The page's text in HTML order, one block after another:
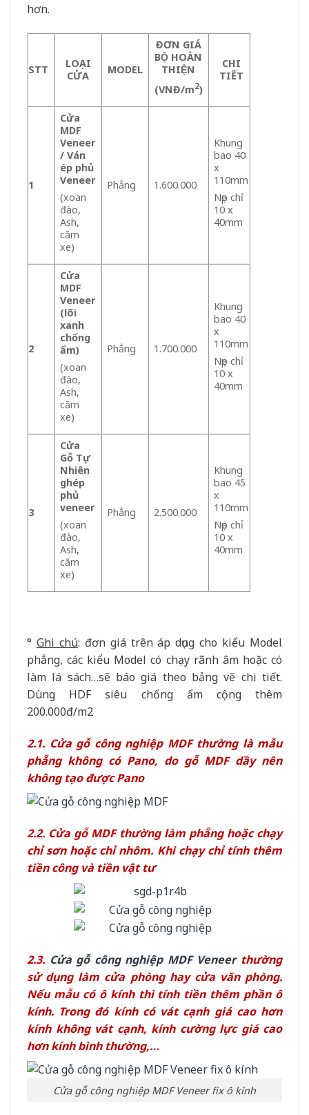
hơn.
STT LOẠI
CỬA
MODEL
ĐƠN GIÁ
BỘ HOÀN
THIỆN
(VNĐ/m2)
CHI
TIẾT
1
Cửa
MDF
Veneer
/ Ván
ép phủ
Veneer
(xoan
đào,
Ash,
căm
xe)
Phẳng 1.600.000
Khung
bao 40
x
110mm
Nẹp chỉ
10 x
40mm
2
Cửa
MDF
Veneer
(lõi
xanh
chống
ẩm)
(xoan
đào,
Ash,
căm
xe)
Phẳng 1.700.000
Khung
bao 40
x
110mm
Nẹp chỉ
10 x
40mm
3
Cửa
Gỗ Tự
Nhiên
ghép
phủ
veneer
(xoan
đào,
Ash,
căm
xe)
Phẳng 2.500.000
Khung
bao 45
x
110mm
Nẹp chỉ
10 x
40mm
° Ghi chú: đơn giá trên áp dụng cho kiểu Model
phẳng, các kiểu Model có chạy rãnh âm hoặc có
làm lá sách…sẽ báo giá theo bảng vẽ chi tiết.
Dùng HDF siêu chống ẩm cộng thêm
200.000đ/m2
2.1. Cửa gỗ công nghiệp MDF thường là mẫu
phẵng không có Pano, do gỗ MDF dầy nên
không tạo được Pano
2.2. Cửa gỗ MDF thường làm phẵng hoặc chạy
chỉ sơn hoặc chỉ nhôm. Khi chạy chỉ tính thêm
tiền công và tiền vật tư
2.3. Cửa gỗ công nghiệp MDF Veneerthường
sử dụng làm cửa phòng hay cửa văn phòng.
Nếu mẫu có ô kính thì tính tiền thêm phần ô
kính. Trong đó kính có vát cạnh giá cao hơn
kính không vát cạnh, kính cường lực giá cao
hơn kính bình thường,…
Cửa gỗ công nghiệp MDF Veneer fix ô kính